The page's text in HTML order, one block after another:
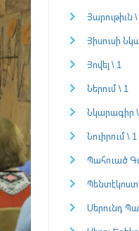
Յարութիւն \
Յիսուսի
Յովել \ 1
Ներում \ 1
Նկարագիր \
Նուիրում \ 1
Պահուած
Սերունդ